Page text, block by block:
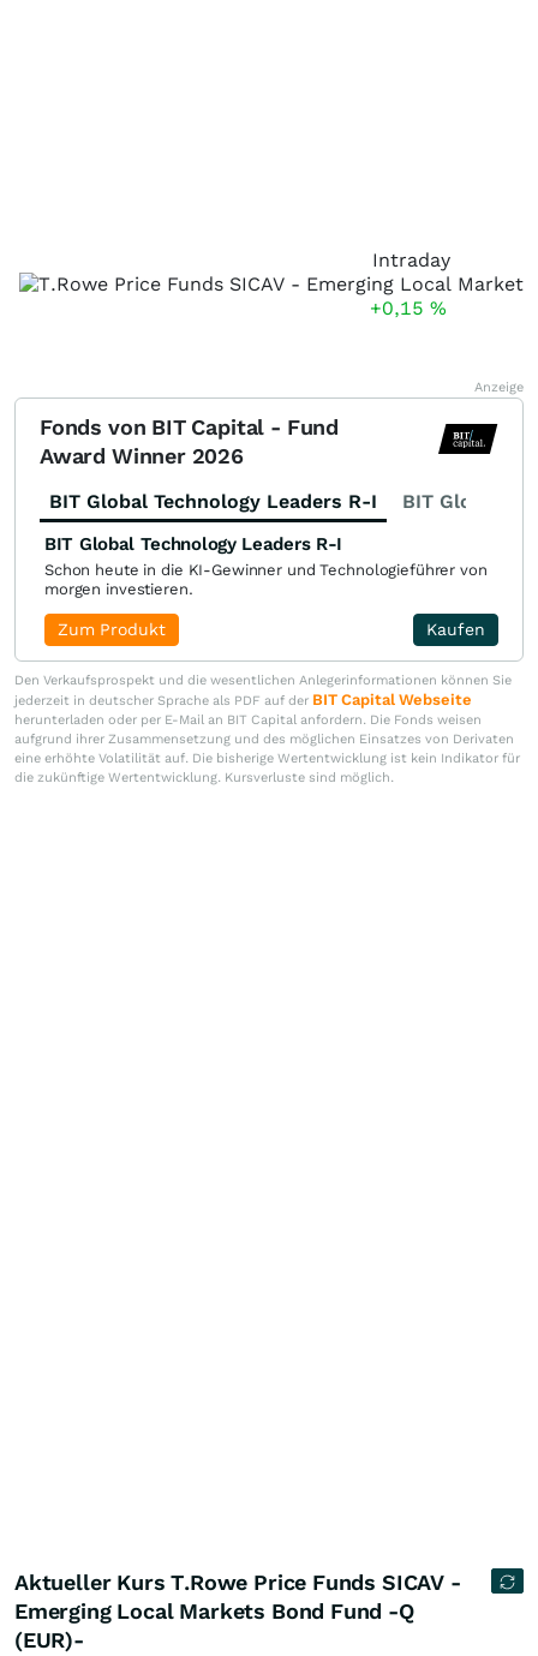
Intraday
+0,15 %
Anzeige
Fonds von BIT Capital - Fund
Award Winner 2026
BIT Global Technology Leaders R-I BIT Global
BIT Global Technology Leaders R-I
Schon heute in die KI-Gewinner und Technologieführer von
morgen investieren.
Kaufen
Zum Produkt
Den Verkaufsprospekt und die wesentlichen Anlegerinformationen können Sie
jederzeit in deutscher Sprache als PDF auf der BIT Capital Webseite
herunterladen oder per E-Mail an BIT Capital anfordern. Die Fonds weisen
aufgrund ihrer Zusammensetzung und des möglichen Einsatzes von Derivaten
eine erhöhte Volatilität auf. Die bisherige Wertentwicklung ist kein Indikator für
die zukünftige Wertentwicklung. Kursverluste sind möglich.
Aktueller Kurs T.Rowe Price Funds SICAV -
Emerging Local Markets Bond Fund -Q
(EUR)-